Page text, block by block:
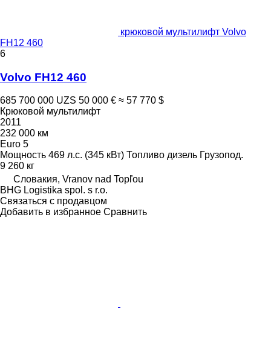
крюковой мультилифт Volvo
FH12 460
6
Volvo FH12 460
685 700 000 UZS 50 000 € ≈ 57 770 $
Крюковой мультилифт
2011
232 000 км
Euro 5
Мощность 469 л.с. (345 кВт) Топливо дизель Грузопод.
9 260 кг
Словакия, Vranov nad Topľou
BHG Logistika spol. s r.o.
Связаться с продавцом
Добавить в избранное Сравнить